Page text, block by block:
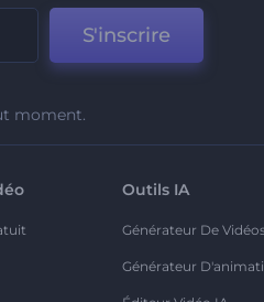
S'inscrire
moment.
Outils IA
Générateur De
Générateur